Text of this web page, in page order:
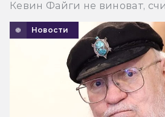
Кевин Файги не виноват,
Новости